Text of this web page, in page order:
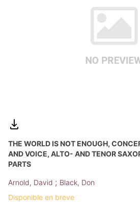
THE WORLD IS NOT ENOUGH,
AND VOICE, ALTO- AND TENOR
PARTS
Arnold, David ; Black, Don
Disponible en breve